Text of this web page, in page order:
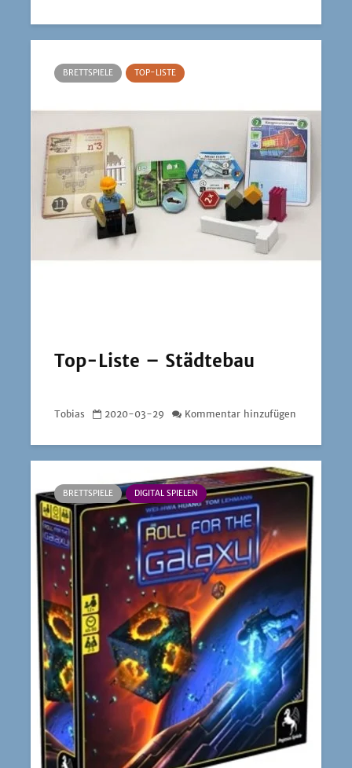
BRETTSPIELE TOP-LISTE
Top-Liste – Städtebau
Tobias 2020-03-29 Kommentar hinzufügen
BRETTSPIELE DIGITAL SPIELEN